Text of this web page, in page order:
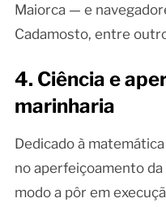
Maiorca — e
Cadamosto, entre
4. Ciência e
marinharia
Dedicado à
no aperfeiçoamento
modo a pôr em